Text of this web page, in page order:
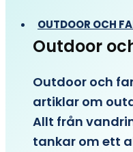
OUTDOOR OCH
Outdoor
Outdoor och
artiklar om
Allt från
tankar om ett